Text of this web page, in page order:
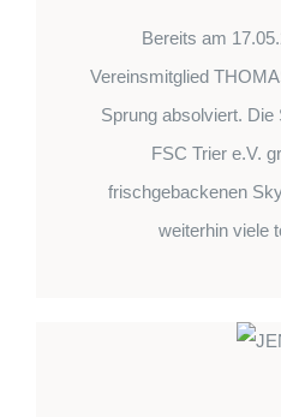
Bereits am
Vereinsmitglied
Sprung absolviert. Die
FSC Trier e.V.
frischgebackenen
weiterhin viele